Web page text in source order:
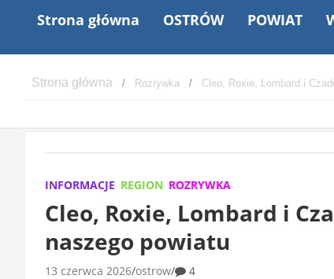
Strona główna OSTRÓW POWIAT
Rozrywka Cleo, Roxie, Lombard i
INFORMACJE REGION ROZRYWKA
Cleo, Roxie, Lombard i
naszego powiatu
13 czerwca 2026 ostrow 4